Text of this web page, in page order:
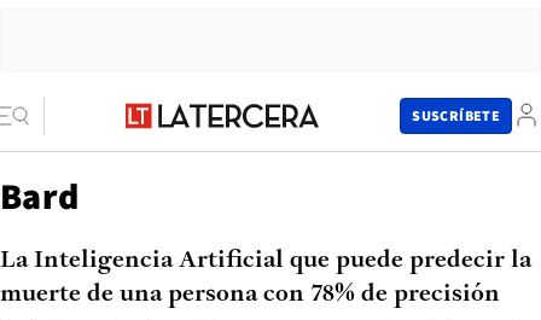
SUSCRÍBETE
Bard
La Inteligencia Artificial que puede predecir la
muerte de una persona con 78% de precisión